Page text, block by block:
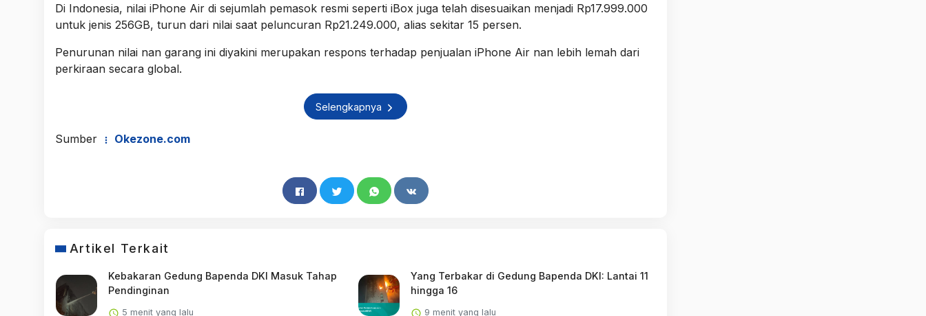
Di Indonesia, nilai iPhone Air di sejumlah pemasok resmi seperti iBox juga telah disesuaikan menjadi Rp17.999.000
untuk jenis 256GB, turun dari nilai saat peluncuran Rp21.249.000, alias sekitar 15 persen.
Penurunan nilai nan garang ini diyakini merupakan respons terhadap penjualan iPhone Air nan lebih lemah dari
perkiraan secara global.
Selengkapnya
Sumber Okezone.com
Artikel Terkait
Kebakaran Gedung Bapenda DKI Masuk Tahap
Pendinginan
5 menit yang lalu
Yang Terbakar di Gedung Bapenda DKI: Lantai 11
hingga 16
9 menit yang lalu